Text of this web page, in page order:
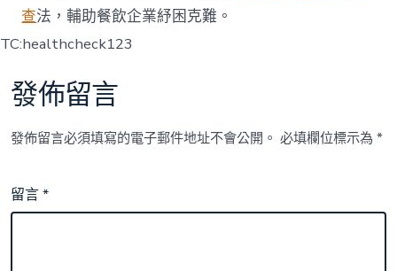
查法，輔助餐飲企業紓困克難。
TC:healthcheck123
發佈留言
發佈留言必須填寫的電子郵件地址不會公開。 必填欄位標示為*
留言*